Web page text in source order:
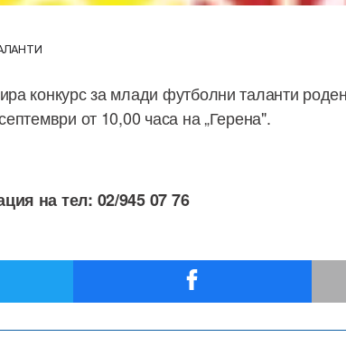
конкурс за млади футболни таланти
от 10,00 часа на „Герена".
на тел: 02/945 07 76